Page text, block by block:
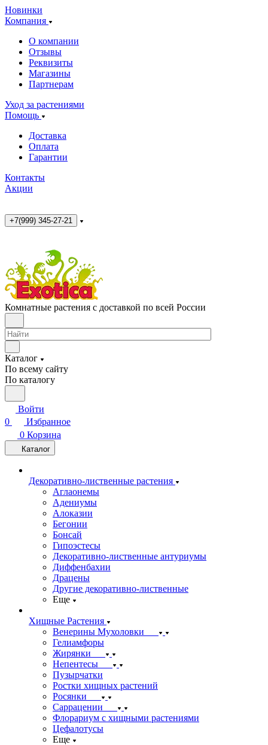
Новинки
Компания
О компании
Отзывы
Реквизиты
Магазины
Партнерам
Уход за растениями
Помощь
Доставка
Оплата
Гарантии
Контакты
Акции
+7(999) 345-27-21
Комнатные растения с доставкой по всей России
Каталог
По всему сайту
По каталогу
Войти
0
Избранное
0 Корзина
Каталог
Декоративно-лиственные растения
Аглаонемы
Адениумы
Алоказии
Бегонии
Бонсай
Гипоэстесы
Декоративно-лиственные антуриумы
Диффенбахии
Драцены
Другие декоративно-лиственные
Еще
Хищные Растения
Венерины Мухоловки
Гелиамфоры
Жирянки
Непентесы
Пузырчатки
Ростки хищных растений
Росянки
Саррацении
Флорариум с хищными растениями
Цефалотусы
Еще